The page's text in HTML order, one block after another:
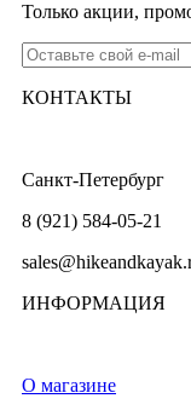
Только акции,
КОНТАКТЫ
Санкт-Петербург
8 (921) 584-05-21
ИНФОРМАЦИЯ
О магазине